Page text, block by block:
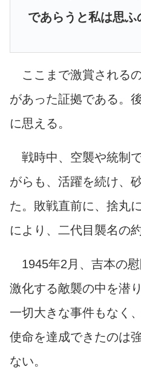
であらうと私は思ふ
ここまで激賞される
があった証拠である。
に思える。
戦時中、空襲や統制
がらも、活躍を続け、
た。敗戦直前に、捨丸
により、二代目襲名の
1945年2月、吉本の慰
激化する敵襲の中を潜
一切大きな事件もなく
使命を達成できたのは
ない。